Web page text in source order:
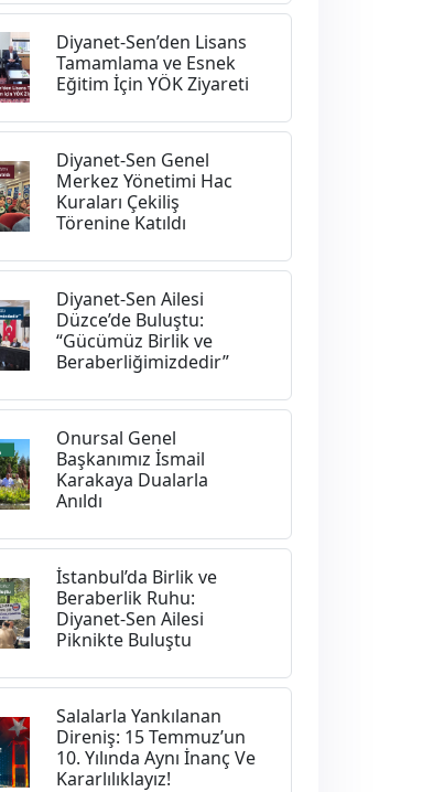
Diyanet-Sen’den Lisans
Tamamlama ve Esnek
Eğitim İçin YÖK Ziyareti
Diyanet-Sen Genel
Merkez Yönetimi Hac
Kuraları Çekiliş
Törenine Katıldı
Diyanet-Sen Ailesi
Düzce’de Buluştu:
“Gücümüz Birlik ve
Beraberliğimizdedir”
Onursal Genel
Başkanımız İsmail
Karakaya Dualarla
Anıldı
İstanbul’da Birlik ve
Beraberlik Ruhu:
Diyanet-Sen Ailesi
Piknikte Buluştu
Salalarla Yankılanan
Direniş: 15 Temmuz’un
10. Yılında Aynı İnanç Ve
Kararlılıklayız!